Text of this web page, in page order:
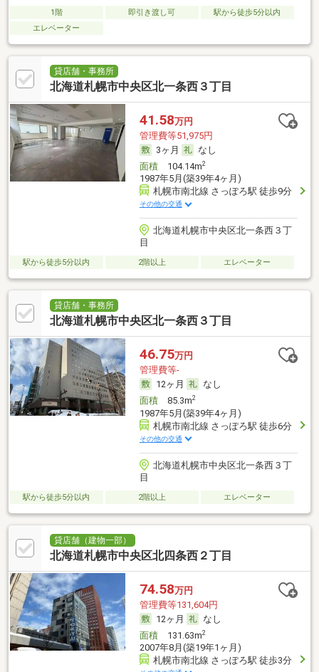
1階 即引き渡し可
駅から徒歩5分以内
エレベーター
貸店舗・事務所
北海道札幌市中央区北一条西３丁目
41.58万円
管理費等51,975円
3ヶ月
なし
面積104.14m2
1987年5月(築39年4ヶ月)
札幌市南北線 さっぽろ駅 徒歩9分
その他の交通
北海道札幌市中央区北一条西３丁
目
駅から徒歩5分以内 2階以上 エレベーター
貸店舗・事務所
北海道札幌市中央区北一条西３丁目
46.75万円
管理費等-
12ヶ月
なし
面積85.3m2
1987年5月(築39年4ヶ月)
札幌市南北線 さっぽろ駅 徒歩6分
その他の交通
北海道札幌市中央区北一条西３丁
目
駅から徒歩5分以内 2階以上 エレベーター
貸店舗（建物一部）
北海道札幌市中央区北四条西２丁目
74.58万円
管理費等131,604円
12ヶ月
なし
面積131.63m2
2007年8月(築19年1ヶ月)
札幌市南北線 さっぽろ駅 徒歩3分